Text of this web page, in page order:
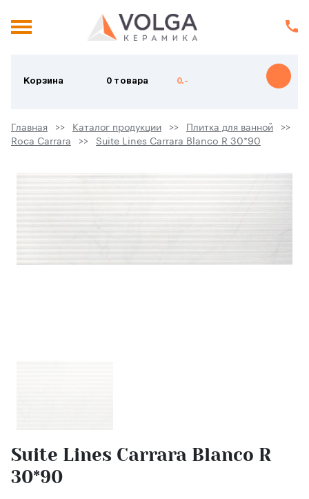
Корзина 0 товара 0.-
Главная Каталог продукции
Плитка для ванной
Roca Carrara
Suite Lines Carrara Blanco R 30*90
Suite Lines Carrara Blanco R
30*90